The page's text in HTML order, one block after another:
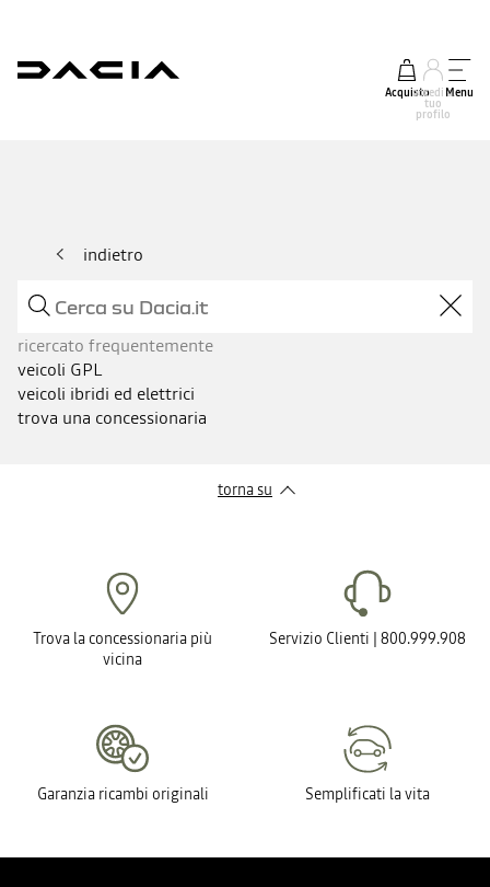
Acquistoaccedi al
tuo
profilo
Menu
indietro
ricercato frequentemente
veicoli GPL
veicoli ibridi ed elettrici
trova una concessionaria
torna su
Trova la concessionaria più
vicina
Servizio Clienti | 800.999.908
Garanzia ricambi originali Semplificati la vita